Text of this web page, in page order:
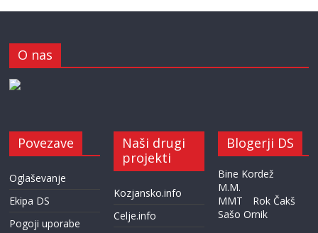
O nas
Povezave
Oglaševanje
Ekipa DS
Pogoji uporabe
Naši drugi
projekti
Kozjansko.info
Celje.info
Blogerji DS
Bine Kordež
M.M.
MMT
Rok Čakš
Sašo Ornik